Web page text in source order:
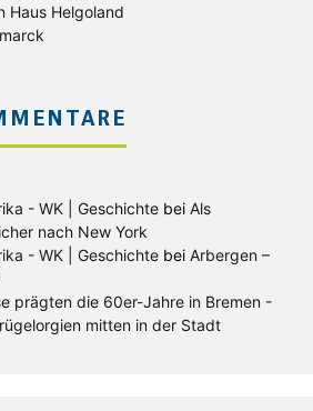
Haus Helgoland
- WK | Geschichte bei Als
nach New York
- WK | Geschichte bei Arbergen –
prägten die 60er-Jahre in Bremen -
mitten in der Stadt